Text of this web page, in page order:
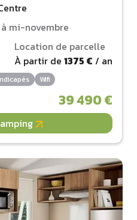
mi-novembre
Location de parcelle
À partir de 1375 € / an
Wifi
39 490 €